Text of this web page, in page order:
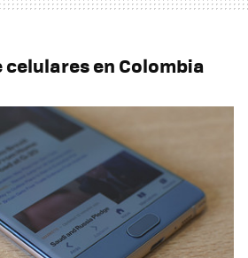
en Colombia